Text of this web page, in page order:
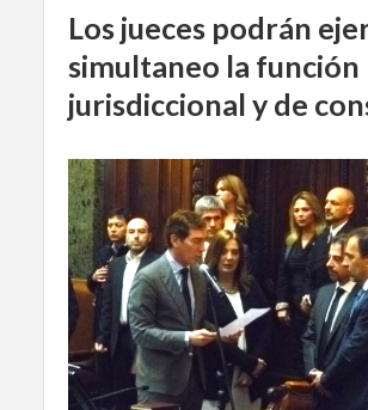
Los jueces podrán
simultaneo la función
jurisdiccional y de